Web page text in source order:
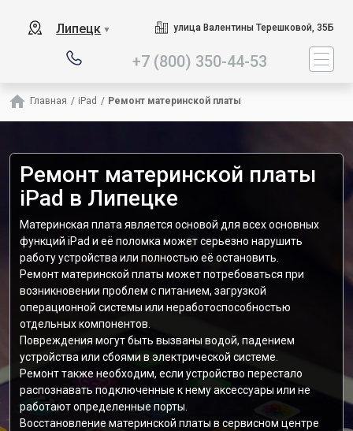
Липецк ▼ улица Валентины Терешковой, 35Б
+7 (800) 350-44-53
Главная / iPad / Ремонт материнской платы
Ремонт материнской платы
iPad в Липецке
Материнская плата является основой для всех основных
функций iPad и её поломка может серьезно нарушить
работу устройства или полностью её остановить.
Ремонт материнской платы может потребоваться при
возникновении проблем с питанием, загрузкой
операционной системы или неработоспособностью
отдельных компонентов.
Повреждения могут быть вызваны водой, падением
устройства или сбоями в электрической системе.
Ремонт также необходим, если устройство перестало
распознавать подключенные к нему аксессуары или не
работают определенные порты.
Восстановление материнской платы в сервисном центре